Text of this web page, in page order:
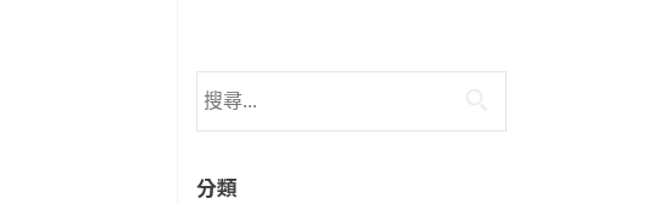
k
a
分類